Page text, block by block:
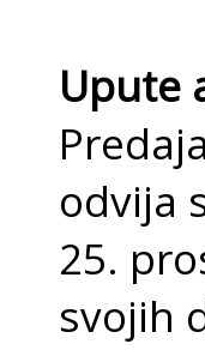
Upute
odvija
25.
svojih